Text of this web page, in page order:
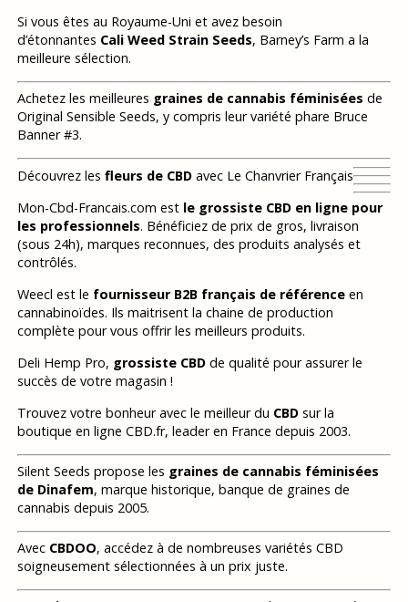
Si vous êtes au Royaume-Uni et avez besoin
d’étonnantes Cali Weed Strain Seeds, Barney’s Farm a la
meilleure sélection.
Achetez les meilleures graines de cannabis féminisées de
Original Sensible Seeds, y compris leur variété phare Bruce
Banner #3.
Découvrez les fleurs de CBDavec Le Chanvrier Français
Mon-Cbd-Francais.com est le grossiste CBD en ligne pour
les professionnels. Bénéficiez de prix de gros, livraison
(sous 24h), marques reconnues, des produits analysés et
contrôlés.
Weecl est le fournisseur B2B français de référenceen
cannabinoïdes. Ils maitrisent la chaine de production
complète pour vous offrir les meilleurs produits.
Deli Hemp Pro, grossiste CBDde qualité pour assurer le
succès de votre magasin !
Trouvez votre bonheur avec le meilleur du CBDsur la
boutique en ligne CBD.fr, leader en France depuis 2003.
Silent Seeds propose les graines de cannabis féminisées
de Dinafem, marque historique, banque de graines de
cannabis depuis 2005.
Avec CBDOO, accédez à de nombreuses variétés CBD
soigneusement sélectionnées à un prix juste.